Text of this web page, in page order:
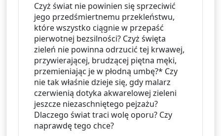
Czyż świat nie powinien się sprzeciwić
jego przedśmiertnemu przekleństwu,
które wszystko ciągnie w przepaść
pierwotnej bezsilności? Czyż święta
zieleń nie powinna odrzucić tej krwawej,
przywierającej, brudzącej piętna męki,
przemieniając je w płodną umbę?* Czy
nie tak właśnie dzieje się, gdy malarz
czerwienią dotyka akwarelowej zieleni
jeszcze niezaschniętego pejzażu?
Dlaczego świat traci wolę oporu? Czy
naprawdę tego chce?